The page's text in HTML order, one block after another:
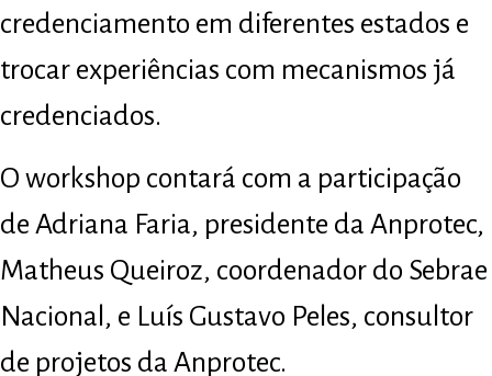
credenciamento em diferentes estados e
trocar experiências com mecanismos já
credenciados.
O workshop contará com a participação
de Adriana Faria, presidente da Anprotec,
Matheus Queiroz, coordenador do Sebrae
Nacional, e Luís Gustavo Peles, consultor
de projetos da Anprotec.